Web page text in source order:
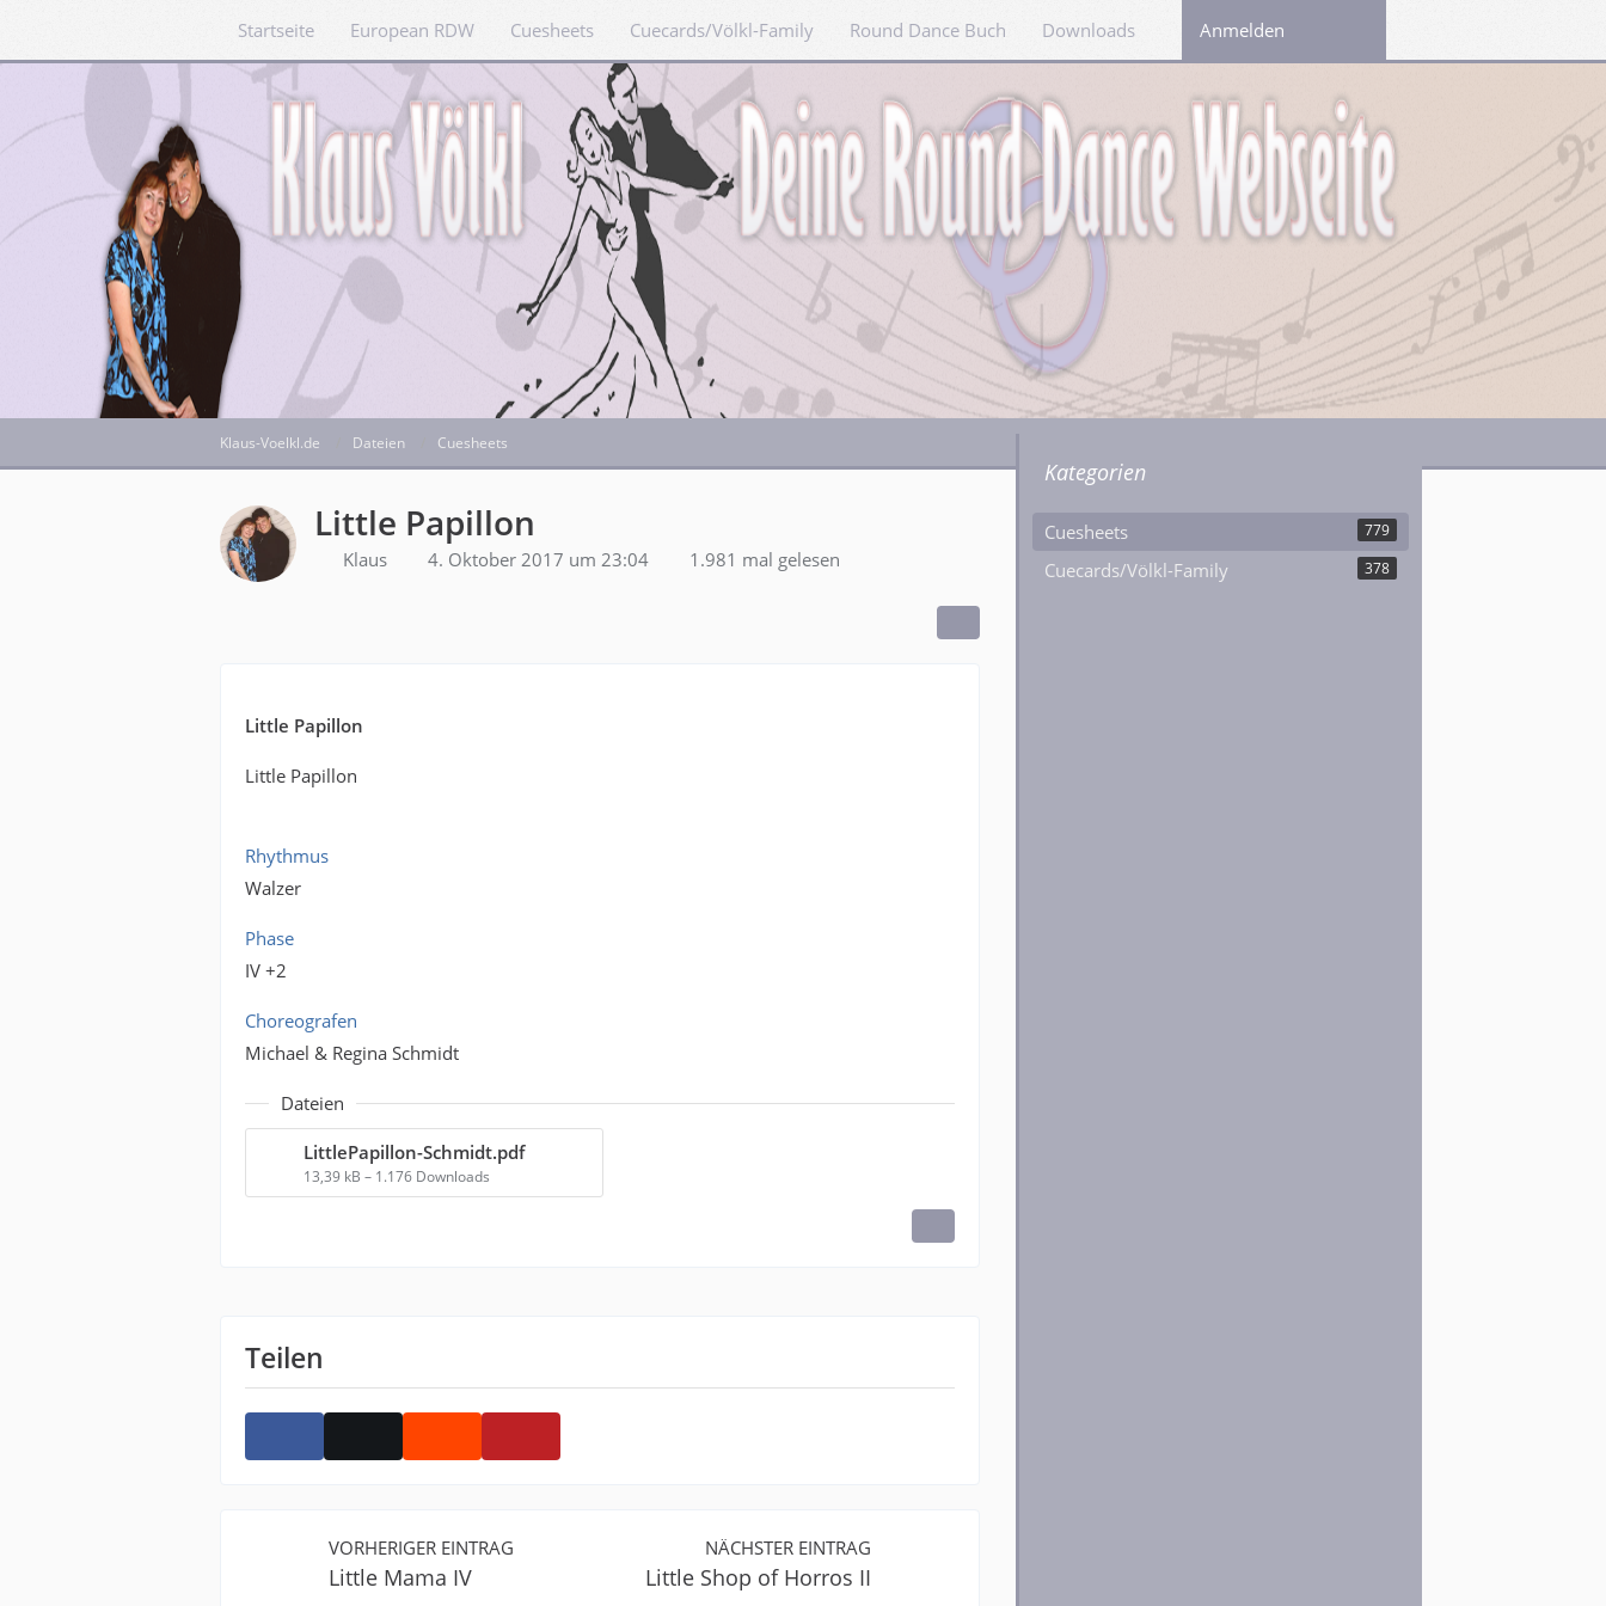
Startseite European RDW Cuesheets Cuecards/Völkl-Family Round Dance Buch Downloads LinksAnmelden
Klaus-Voelkl.de Dateien Cuesheets
Little Papillon
Klaus 4. Oktober 2017 um 23:04 1.981 mal gelesen
Little Papillon
Little Papillon
Rhythmus
Walzer
Phase
IV +2
Choreografen
Michael & Regina Schmidt
Dateien
LittlePapillon-Schmidt.pdf
13,39 kB – 1.176 Downloads
Teilen
VORHERIGER EINTRAG
Little Mama IV
NÄCHSTER EINTRAG
Little Shop of Horros II
Kategorien
Cuesheets 779
Cuecards/Völkl-Family 378